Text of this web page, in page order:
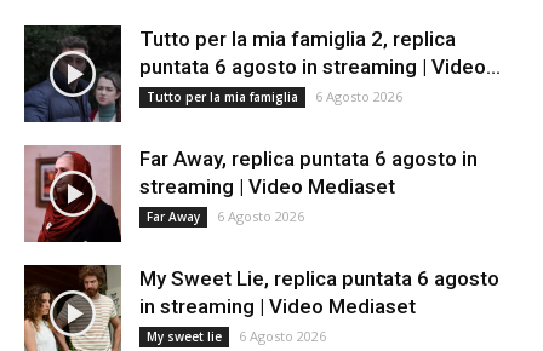
Tutto per la mia famiglia 2, replica
puntata 6 agosto in streaming | Video...
Tutto per la mia famiglia 6 Agosto 2026
Far Away, replica puntata 6 agosto in
streaming | Video Mediaset
Far Away 6 Agosto 2026
My Sweet Lie, replica puntata 6 agosto
in streaming | Video Mediaset
My sweet lie 6 Agosto 2026